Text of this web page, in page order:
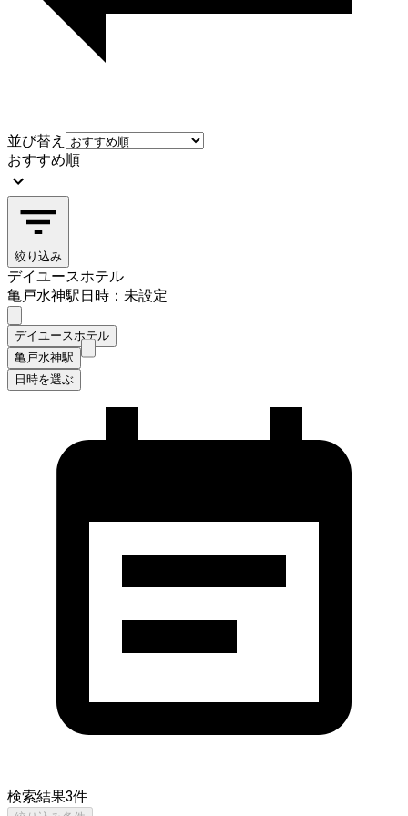
並び替え
おすすめ順
絞り込み
デイユースホテル
亀戸水神駅日時：未設定
デイユースホテル
亀戸水神駅
日時を選ぶ
検索結果3件